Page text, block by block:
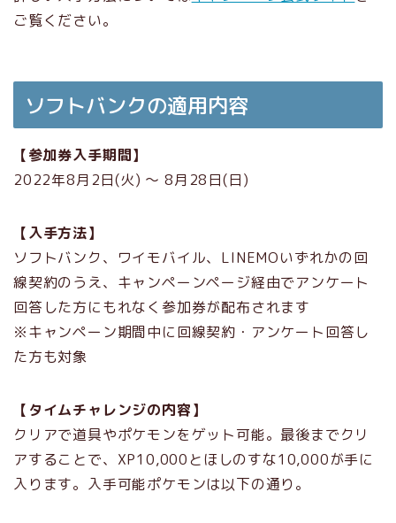
ご覧ください。
ソフトバンクの適用内容
【参加券入手期間】
2022年8月2日(火) 〜 8月28日(日)
【入手方法】
ソフトバンク、ワイモバイル、LINEMOいずれかの回
線契約のうえ、キャンペーンページ経由でアンケート
回答した方にもれなく参加券が配布されます
※キャンペーン期間中に回線契約・アンケート回答し
た方も対象
【タイムチャレンジの内容】
クリアで道具やポケモンをゲット可能。最後までクリ
アすることで、XP10,000とほしのすな10,000が手に
入ります。入手可能ポケモンは以下の通り。